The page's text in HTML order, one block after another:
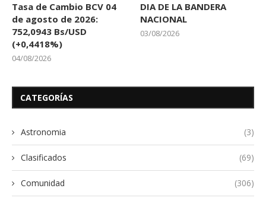
Tasa de Cambio BCV 04
de agosto de 2026:
752,0943 Bs/USD
(+0,4418%)
04/08/2026
DIA DE LA BANDERA
NACIONAL
03/08/2026
CATEGORÍAS
Astronomia (3)
Clasificados (69)
Comunidad (306)